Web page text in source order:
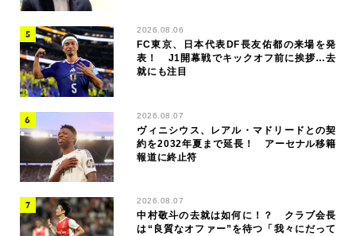
2026.08.06
FC東京、日本代表DF長友佑都の来場を発
表！ J1開幕戦でキックオフ前に挨拶…去
就にも注目
2026.08.07
ヴィニシウス、レアル・マドリードとの契
約を2032年夏まで延長！ アーセナル移籍
報道に終止符
2026.08.07
中村敬斗の去就は如何に！？ クラブ会長
は“良質なオファー”を待つ「我々にだって